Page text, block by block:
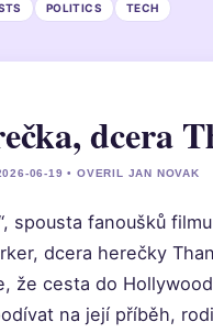
POLITICS TECH
dcera
06-19 • OVERIL JAN NOVAK
spousta fanoušků
dcera herečky
že cesta do
na její příběh,